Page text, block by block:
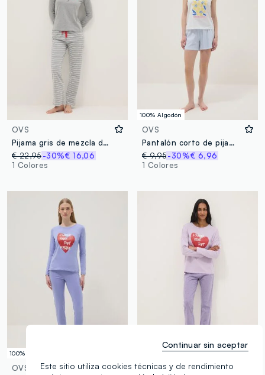
OVS
Pijama gris de mezcla de algodón ajuste regular
€ 22,95-30%€ 16,06
1 Colores
100% Algodón
OVS
Pantalón corto de pijama de algodón puro a rayas multicolor, corte regular
€ 9,95-30%€ 6,96
1 Colores
100% Algodón
OVS
100% Algodón
OVS
Este sitio utiliza cookies técnicas y de rendimiento
Continuar sin aceptar